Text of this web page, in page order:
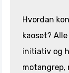
Hvordan
kaoset?
initiativ og
motangrep,